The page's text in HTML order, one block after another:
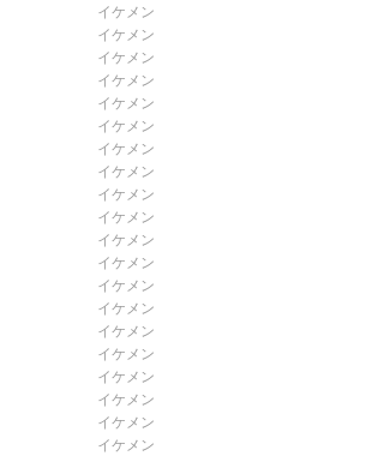
イケメン
イケメン
イケメン
イケメン
イケメン
イケメン
イケメン
イケメン
イケメン
イケメン
イケメン
イケメン
イケメン
イケメン
イケメン
イケメン
イケメン
イケメン
イケメン
イケメン